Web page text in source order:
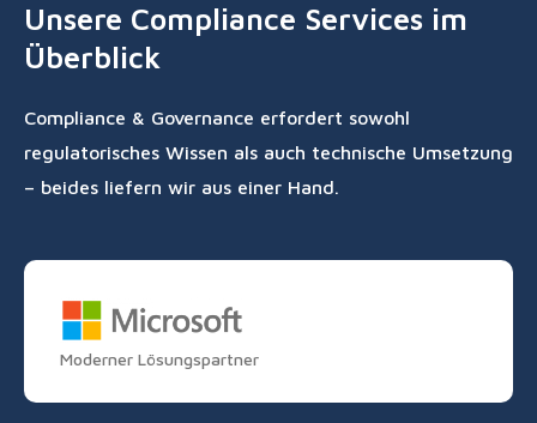
Unsere Compliance Services im
Überblick
Compliance & Governance erfordert sowohl
regulatorisches Wissen als auch technische Umsetzung
– beides liefern wir aus einer Hand.
Moderner Lösungspartner